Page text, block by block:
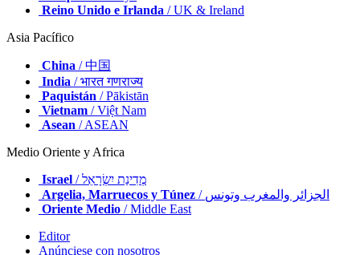
Reino Unido e Irlanda / UK & Ireland
Asia Pacífico
China / 中国
India / भारत गणराज्य
Paquistán / Pākistān
Vietnam / Việt Nam
Asean / ASEAN
Medio Oriente y Africa
Israel
/ מְדִינַת יִשְׂרָאֵל
Argelia, Marruecos y Túnez
/ الجزائر والمغرب وتونس
Oriente Medio / Middle East
Editor
Anúnciese con nosotros